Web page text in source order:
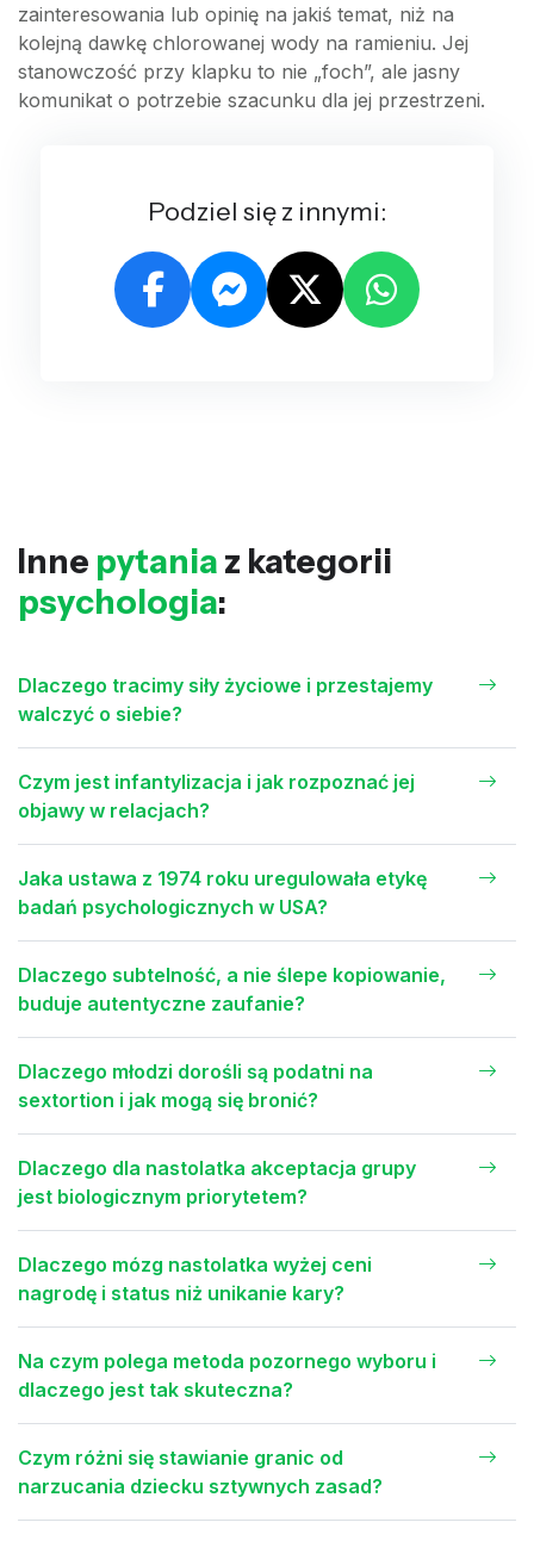
zainteresowania lub opinię na jakiś temat, niż na
kolejną dawkę chlorowanej wody na ramieniu. Jej
stanowczość przy klapku to nie „foch”, ale jasny
komunikat o potrzebie szacunku dla jej przestrzeni.
Podziel się z innymi:
Inne pytania z kategorii
psychologia:
Dlaczego tracimy siły życiowe i przestajemy
walczyć o siebie?
Czym jest infantylizacja i jak rozpoznać jej
objawy w relacjach?
Jaka ustawa z 1974 roku uregulowała etykę
badań psychologicznych w USA?
Dlaczego subtelność, a nie ślepe kopiowanie,
buduje autentyczne zaufanie?
Dlaczego młodzi dorośli są podatni na
sextortion i jak mogą się bronić?
Dlaczego dla nastolatka akceptacja grupy
jest biologicznym priorytetem?
Dlaczego mózg nastolatka wyżej ceni
nagrodę i status niż unikanie kary?
Na czym polega metoda pozornego wyboru i
dlaczego jest tak skuteczna?
Czym różni się stawianie granic od
narzucania dziecku sztywnych zasad?